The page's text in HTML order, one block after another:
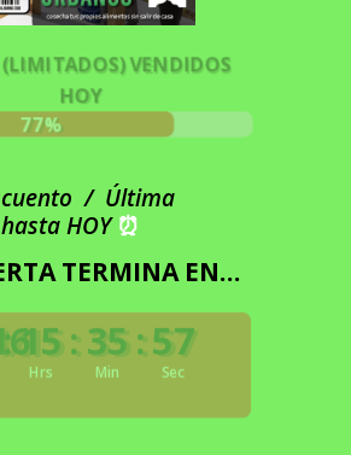
VENDIDOS
HOY
77%
77%
/ Última
HOY⏰
TERMINA EN…
:15
Hrs
:35
Min
:56
Sec